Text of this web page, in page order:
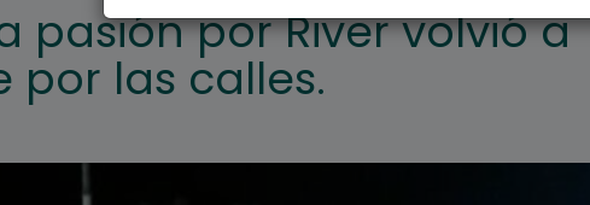
pasión por River volvió a
por las calles.